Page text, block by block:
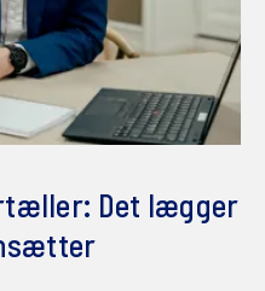
Det lægger